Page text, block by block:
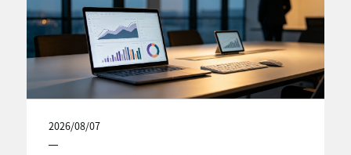
2026/08/07